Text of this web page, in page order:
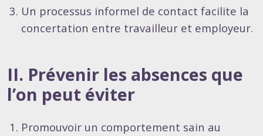
Un processus informel de contact facilite la
concertation entre travailleur et employeur.
II. Prévenir les absences que
l’on peut éviter
Promouvoir un comportement sain au